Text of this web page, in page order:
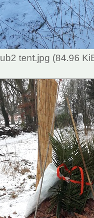
tent.jpg (84.96